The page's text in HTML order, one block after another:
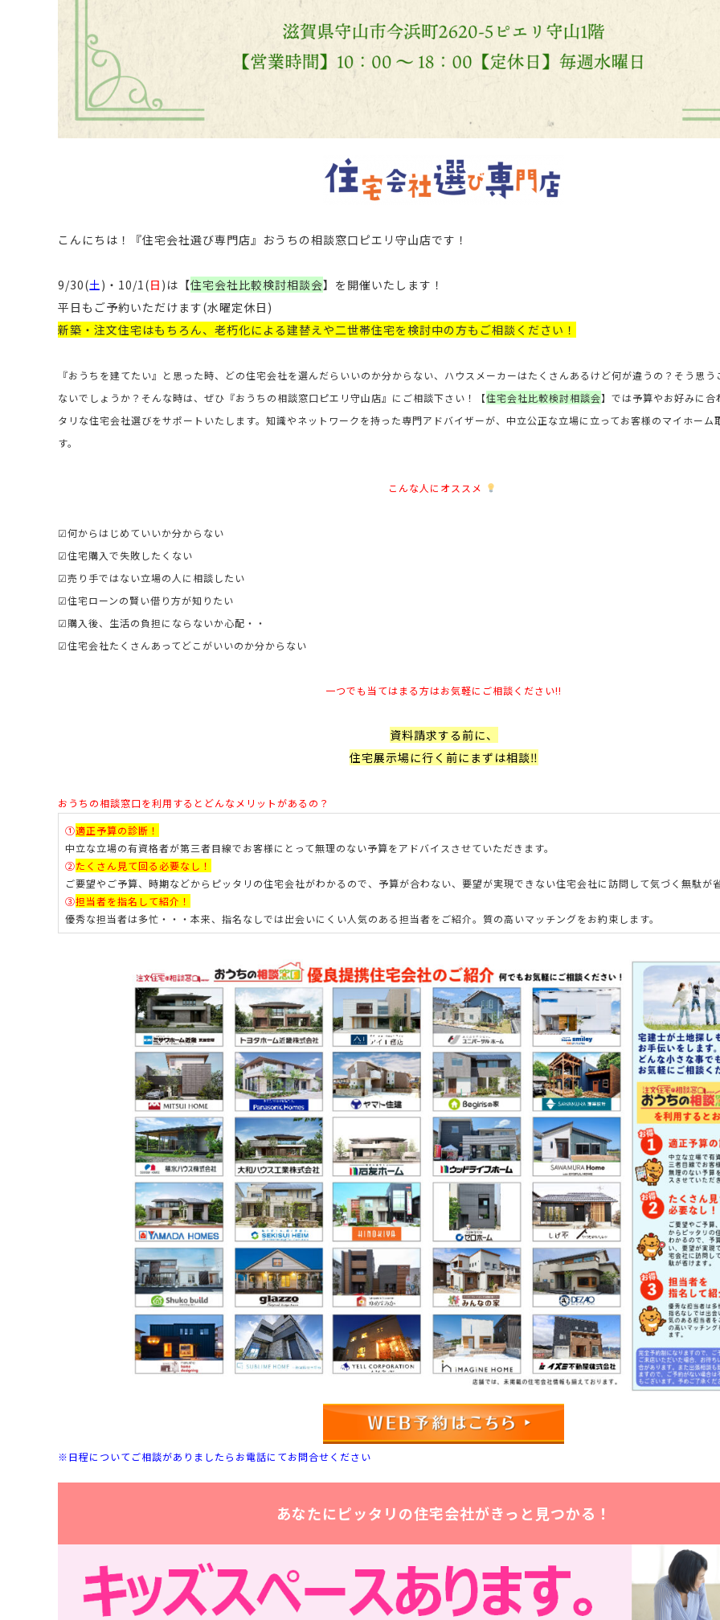
こんにちは！ 『住宅会社選び専門店』おうちの相談窓口ピエリ守山店です！
9/30(土 )・10/1(日 )は【住宅会社比較検討相談会】 を開催いたします！
平日もご予約いただけます(水曜定休日)
新築 ・ 注文住宅はもちろん、老朽化による建替えや二世帯住宅を検討中の方もご相談ください ！
『おうちを建てたい』と思った時、どの住宅会社を選んだらいいのか分からない、ハウスメーカーはたくさんあるけど何が違うの？そう思
ないでしょうか？そんな時は、ぜひ『おうちの相談窓口ピエリ守山店』にご相談下さい！【住宅会社比較検討相談会】では予算やお好みに合
タリな住宅会社選びをサポートいたします。 知識やネットワークを持った専門アドバイザーが、中立公正な立場に立ってお客様のマイホーム
す。
こんな人にオススメ
☑何からはじめていいか分からない
☑住宅購入で失敗したくない
☑売り手ではない立場の人に相談したい
☑住宅ローンの賢い借り方が知りたい
☑購入後、生活の負担にならないか心配・・
☑住宅会社たくさんあってどこがいいのか分からない
一つでも当てはまる方はお気軽にご相談ください!!
資料請求する前に、
住宅展示場に行く前にまずは相談‼
おうちの相談窓口を利用すると どんなメリットがあるの？
①適正予算の診断！
中立な立場の有資格者が第三者目線でお客様にとって無理のない予算をアドバイスさせていただきます。
②たくさん見て回る必要なし！
ご要望やご予算、時期などからピッタリの住宅会社がわかるので、予算が合わない、要望が実現できない住宅会社に訪問して気づく無駄が省
③担当者を指名して紹介！
優秀な担当者は多忙・・・本来、指名なしでは出会いにくい人気のある担当者をご紹介。 質の高いマッチングをお約束します。
※日程についてご相談がありましたらお電話にてお問合せください
あなたにピッタリの住宅会社がきっと見つかる！